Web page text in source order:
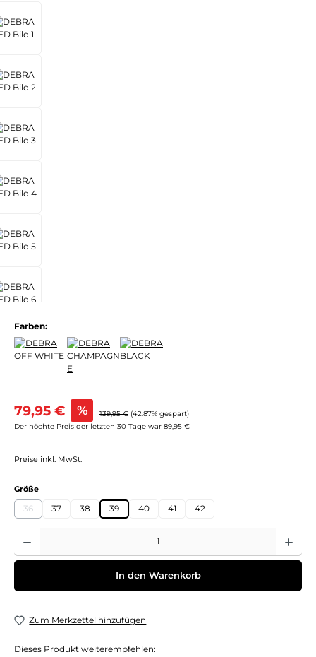
Farben:
Verkaufspreis:
79,95 € % Regulärer Preis:
139,95 € (42.87% gespart)
Der höchte Preis der letzten 30 Tage war 89,95 €
Preise inkl. MwSt.
Größeauswählen
36
(Diese Option ist zurzeit nicht verfügbar.)
37 38 39 40 41 42
In den Warenkorb
Zum Merkzettel hinzufügen
Dieses Produkt weiterempfehlen: